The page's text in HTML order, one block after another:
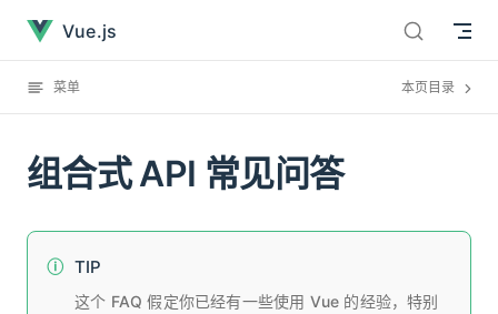
直接跳到内容
Vue.js
菜单 本页目录
组合式 API 常见问答
TIP
这个 FAQ 假定你已经有一些使用 Vue 的经验，特别